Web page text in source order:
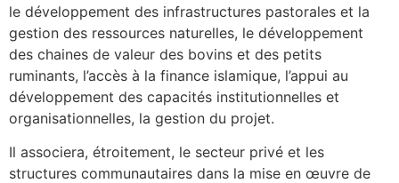
le développement des infrastructures pastorales et la
gestion des ressources naturelles, le développement
des chaines de valeur des bovins et des petits
ruminants, l’accès à la finance islamique, l’appui au
développement des capacités institutionnelles et
organisationnelles, la gestion du projet.
Il associera, étroitement, le secteur privé et les
structures communautaires dans la mise en œuvre de